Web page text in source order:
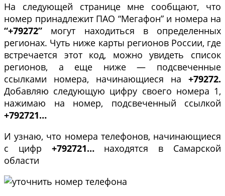
На следующей странице мне сообщают, что
номер принадлежит ПАО “Мегафон” и номера на
“+79272” могут находиться в определенных
регионах. Чуть ниже карты регионов России, где
встречается этот код, можно увидеть список
регионов, а еще ниже — подсвеченные
ссылками номера, начинающиеся на +79272.
Добавляю следующую цифру своего номера 1,
нажимаю на номер, подсвеченный ссылкой
+792721…
И узнаю, что номера телефонов, начинающиеся
с цифр +792721…находятся в Самарской
области